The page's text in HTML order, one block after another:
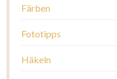
Färben
Fototipps
Häkeln